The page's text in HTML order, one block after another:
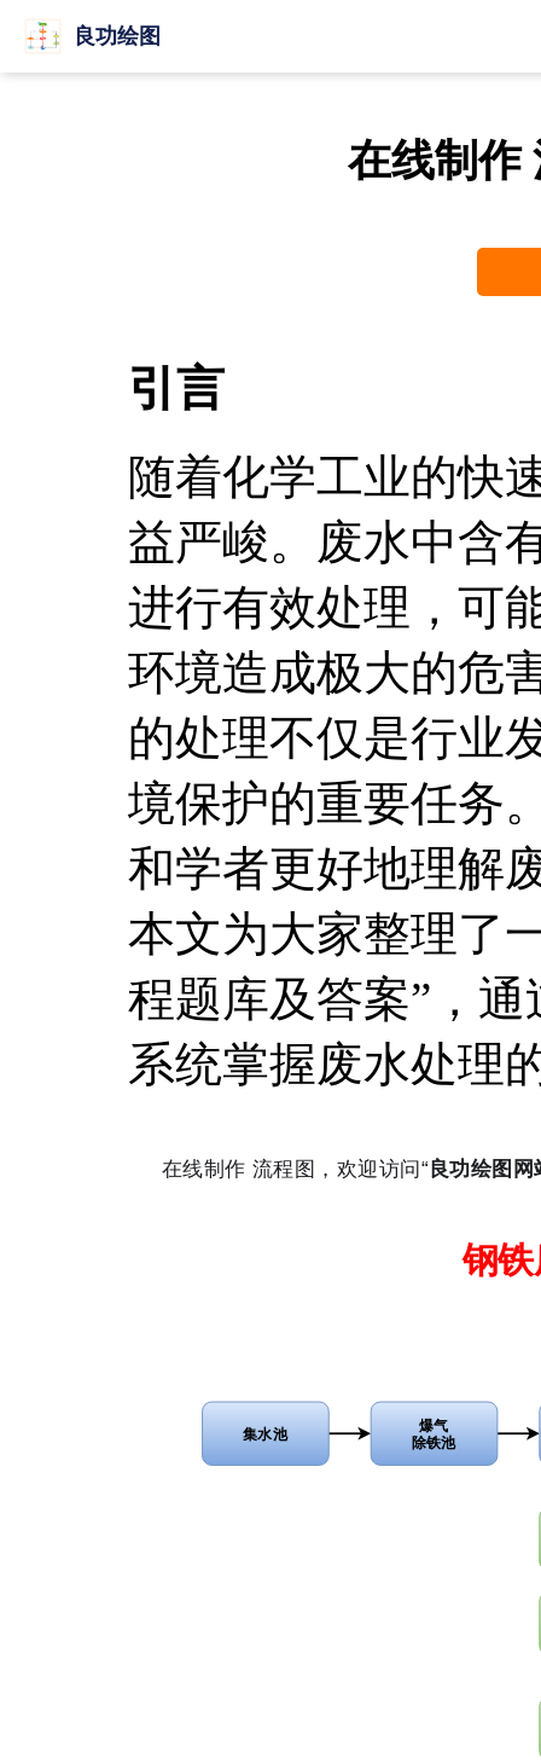
良功绘图
在线制作
引言
随着化学工业的快
益严峻。废水中含
进行有效处理，可
环境造成极大的危
的处理不仅是行业
境保护的重要任务
和学者更好地理解
本文为大家整理了
程题库及答案”，
系统掌握废水处理